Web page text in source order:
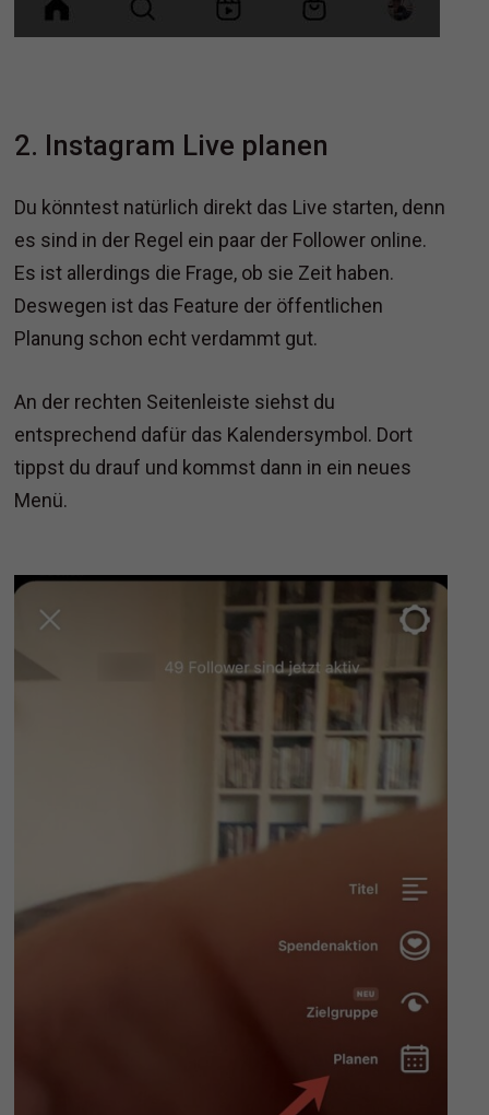
2. Instagram Live planen
Du könntest natürlich direkt das Live starten, denn
es sind in der Regel ein paar der Follower online.
Es ist allerdings die Frage, ob sie Zeit haben.
Deswegen ist das Feature der öffentlichen
Planung schon echt verdammt gut.
An der rechten Seitenleiste siehst du
entsprechend dafür das Kalendersymbol. Dort
tippst du drauf und kommst dann in ein neues
Menü.